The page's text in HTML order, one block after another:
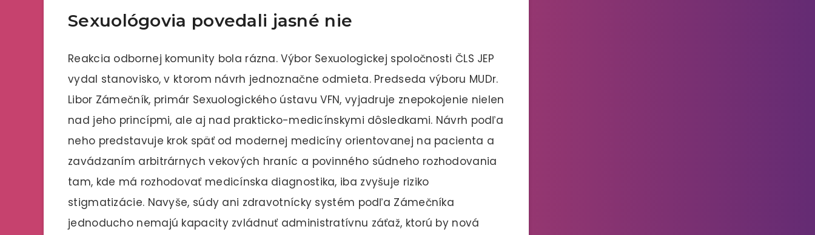
Sexuológovia povedali jasné nie
Reakcia odbornej komunity bola rázna. Výbor Sexuologickej spoločnosti ČLS JEP
vydal stanovisko, v ktorom návrh jednoznačne odmieta. Predseda výboru MUDr.
Libor Zámečník, primár Sexuologického ústavu VFN, vyjadruje znepokojenie nielen
nad jeho princípmi, ale aj nad prakticko-medicínskymi dôsledkami. Návrh podľa
neho predstavuje krok späť od modernej medicíny orientovanej na pacienta a
zavádzaním arbitrárnych vekových hraníc a povinného súdneho rozhodovania
tam, kde má rozhodovať medicínska diagnostika, iba zvyšuje riziko
stigmatizácie. Navyše, súdy ani zdravotnícky systém podľa Zámečníka
jednoducho nemajú kapacity zvládnuť administratívnu záťaž, ktorú by nová